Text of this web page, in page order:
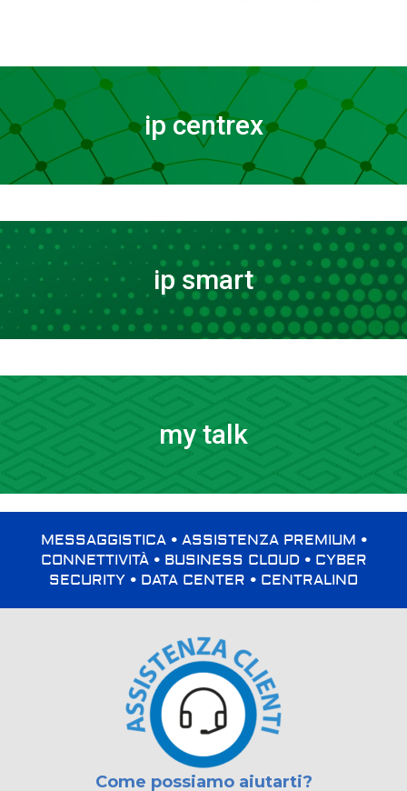
ip centrex
ip smart
my talk
MESSAGGISTICA • ASSISTENZA PREMIUM •
CONNETTIVITÀ • BUSINESS CLOUD • CYBER
SECURITY • DATA CENTER • CENTRALINO
Come possiamo aiutarti?